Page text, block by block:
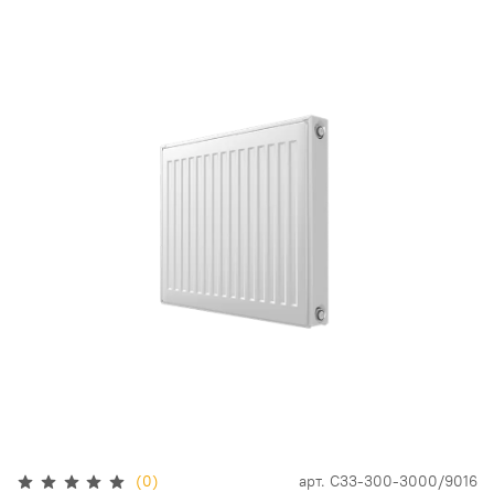
(0) арт. C33-300-3000/9016